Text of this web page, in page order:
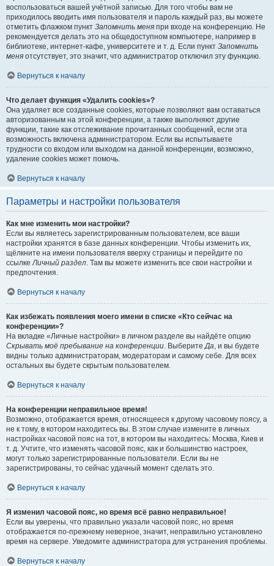
воспользоваться вашей учётной записью. Для того чтобы вам не
приходилось вводить имя пользователя и пароль каждый раз, вы можете
отметить флажком пункт Запомнить меня при входе на конференцию. Не
рекомендуется делать это на общедоступном компьютере, например в
библиотеке, интернет-кафе, университете и т. д. Если пункт Запомнить
меня отсутствует, это значит, что администратор отключил эту функцию.
Вернуться к началу
Что делает функция «Удалить cookies»?
Она удаляет все созданные cookies, которые позволяют вам оставаться
авторизованным на этой конференции, а также выполняют другие
функции, такие как отслеживание прочитанных сообщений, если эта
возможность включена администратором. Если вы испытываете
трудности со входом или выходом на данной конференции, возможно,
удаление cookies может помочь.
Вернуться к началу
Параметры и настройки пользователя
Как мне изменить мои настройки?
Если вы являетесь зарегистрированным пользователем, все ваши
настройки хранятся в базе данных конференции. Чтобы изменить их,
щёлкните на имени пользователя вверху страницы и перейдите по
ссылкеЛичный раздел. Там вы можете изменить все свои настройки и
предпочтения.
Вернуться к началу
Как избежать появления моего имени в списке «Кто сейчас на
конференции»?
На вкладке «Личные настройки» в личном разделе вы найдёте опцию
Скрывать моё пребывание на конференции. ВыберитеДа, и вы будете
видны только администраторам, модераторам и самому себе. Для всех
остальных вы будете скрытым пользователем.
Вернуться к началу
На конференции неправильное время!
Возможно, отображается время, относящееся к другому часовому поясу, а
не к тому, в котором находитесь вы. В этом случае измените в личных
настройках часовой пояс на тот, в котором вы находитесь: Москва, Киев и
т. д. Учтите, что изменять часовой пояс, как и большинство настроек,
могут только зарегистрированные пользователи. Если вы не
зарегистрированы, то сейчас удачный момент сделать это.
Вернуться к началу
Я изменил часовой пояс, но время всё равно неправильное!
Если вы уверены, что правильно указали часовой пояс, но время
отображается по-прежнему неверное, значит, неправильно установлено
время на сервере. Уведомите администратора для устранения проблемы.
Вернуться к началу